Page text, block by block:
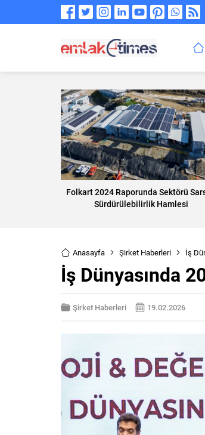
Folkart 2024 Raporunda Sektörü
Sürdürülebilirlik Hamlesi
Anasayfa Şirket Haberleri İş
İş Dünyasında
Şirket Haberleri 19.02.2026